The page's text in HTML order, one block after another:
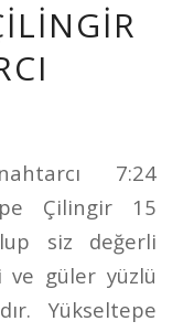
7:24
Çilingir 15
siz değerli
güler yüzlü
Yükseltepe